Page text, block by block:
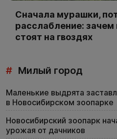
Сначала мурашки,
расслабление:
стоят на гвоздях
# Милый город
Маленькие выдрята
в Новосибирском зоопарке
Новосибирский зоопарк
урожая от дачников